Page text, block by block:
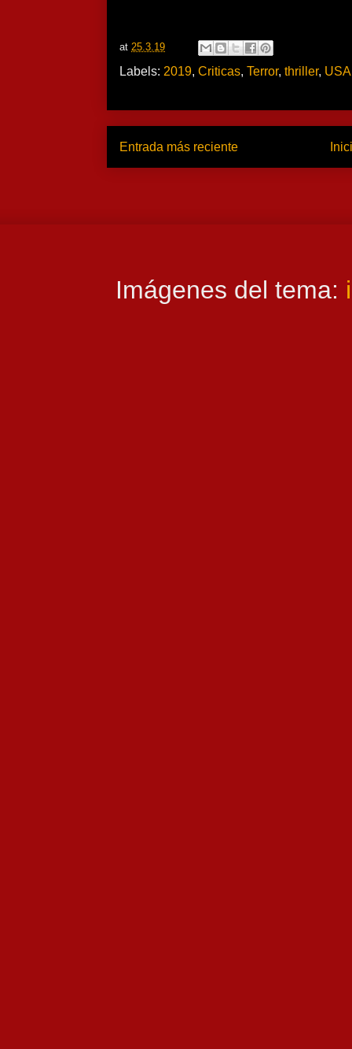
at 25.3.19
Labels: 2019, Criticas, Terror, thriller, USA
Entrada más reciente
Imágenes del tema: